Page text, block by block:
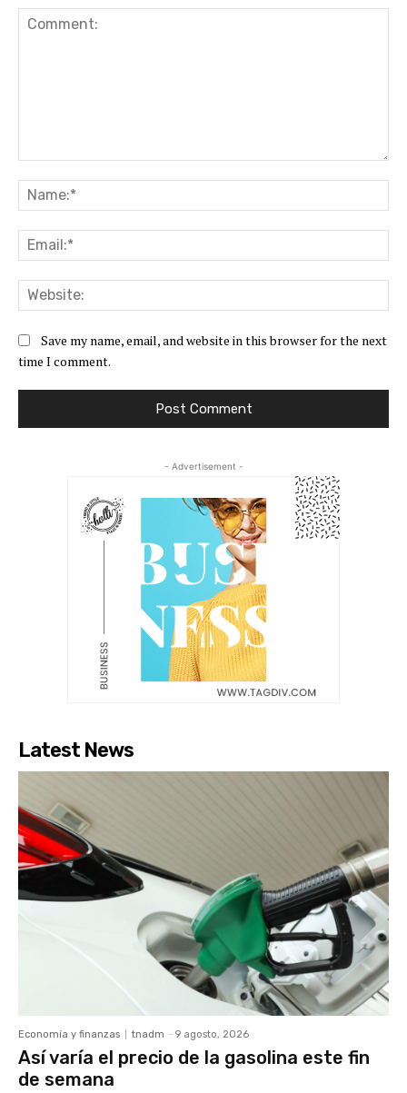
Save my name, email, and website in this browser for the next
time I comment.
- Advertisement -
Latest News
Economía y finanzas tnadm - 9 agosto, 2026
Así varía el precio de la gasolina este fin
de semana